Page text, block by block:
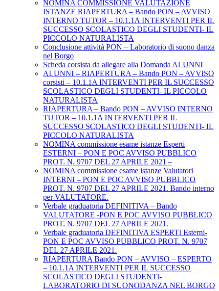
NOMINA COMMISSIONE VALUTAZIONE
ISTANZE RIAPERTURA – Bando PON – AVVISO
INTERNO TUTOR – 10.1.1A INTERVENTI PER IL
SUCCESSO SCOLASTICO DEGLI STUDENTI- IL
PICCOLO NATURALISTA
Conclusione attività PON – Laboratorio di suono danza
nel Borgo
Scheda corsista da allegare alla Domanda ALUNNI
ALUNNI – RIAPERTURA – Bando PON – AVVISO
corsisti – 10.1.1A INTERVENTI PER IL SUCCESSO
SCOLASTICO DEGLI STUDENTI- IL PICCOLO
NATURALISTA
RIAPERTURA – Bando PON – AVVISO INTERNO
TUTOR – 10.1.1A INTERVENTI PER IL
SUCCESSO SCOLASTICO DEGLI STUDENTI- IL
PICCOLO NATURALISTA
NOMINA commissione esame istanze Esperti
ESTERNI – PON E POC AVVISO PUBBLICO
PROT. N. 9707 DEL 27 APRILE 2021 –
NOMINA commissione esame istanze Valutatori
INTERNI – PON E POC AVVISO PUBBLICO
PROT. N. 9707 DEL 27 APRILE 2021. Bando interno
per VALUTATORE.
Verbale graduatoria DEFINITIVA – Bando
VALUTATORE -PON E POC AVVISO PUBBLICO
PROT. N. 9707 DEL 27 APRILE 2021.
Verbale graduatoria DEFINITIVA ESPERTI Esterni-
PON E POC AVVISO PUBBLICO PROT. N. 9707
DEL 27 APRILE 2021.
RIAPERTURA Bando PON – AVVISO – ESPERTO
– 10.1.1A INTERVENTI PER IL SUCCESSO
SCOLASTICO DEGLI STUDENTI-
LABORATORIO DI SUONODANZA NEL BORGO